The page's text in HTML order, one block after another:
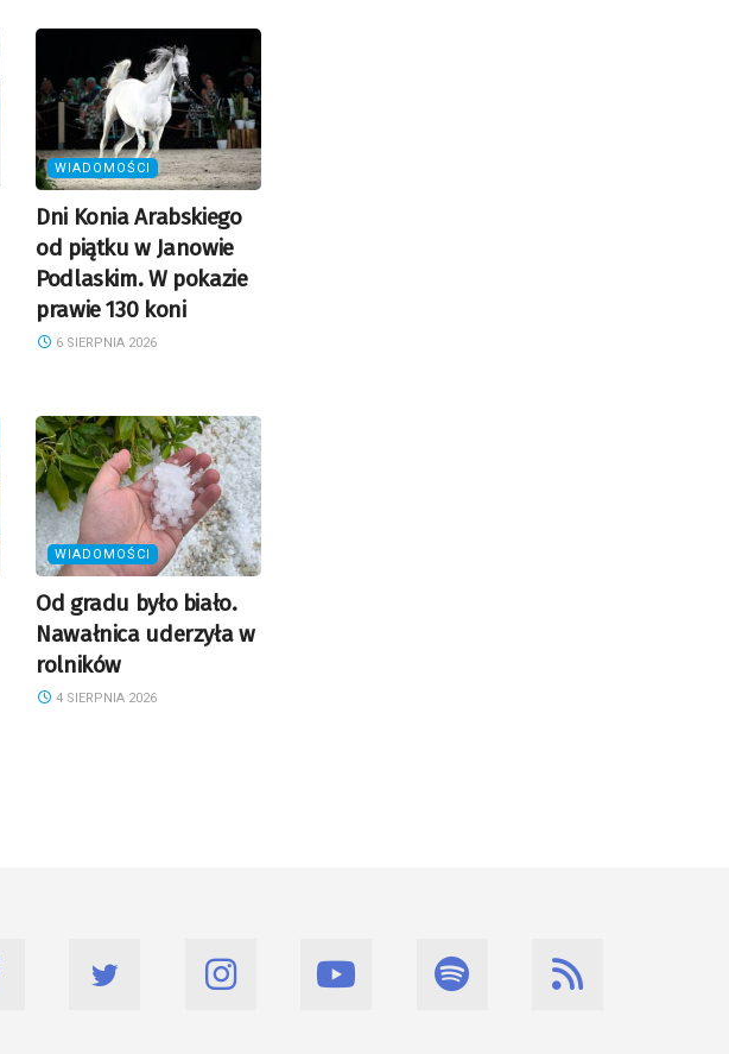
WIADOMOŚCI
Dni Konia Arabskiego
od piątku w Janowie
Podlaskim. W pokazie
prawie 130 koni
6 SIERPNIA 2026
WIADOMOŚCI
Od gradu było biało.
Nawałnica uderzyła w
rolników
4 SIERPNIA 2026